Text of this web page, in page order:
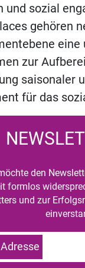
und sozial
gehören
zur
saisonaler
für das
den
formlos
und zur